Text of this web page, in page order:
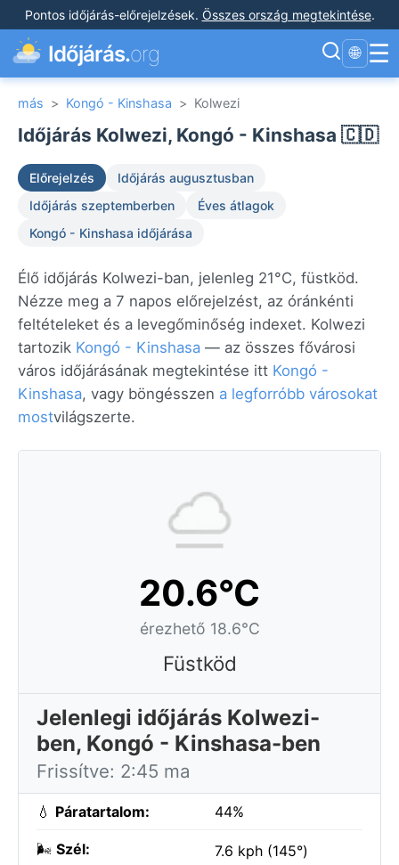
Pontos időjárás-előrejelzések. Összes ország megtekintése.
Időjárás.org 🌐 ☰
más > Kongó - Kinshasa > Kolwezi
Időjárás Kolwezi, Kongó - Kinshasa 🇨🇩
Előrejelzés
Időjárás augusztusban
Időjárás szeptemberben
Éves átlagok
Kongó - Kinshasa időjárása
Élő időjárás Kolwezi-ban, jelenleg 21°C, füstköd.
Nézze meg a 7 napos előrejelzést, az óránkénti
feltételeket és a levegőminőség indexet. Kolwezi
tartozik Kongó - Kinshasa — az összes fővárosi
város időjárásának megtekintése itt Kongó -
Kinshasa, vagy böngésszen a legforróbb városokat
mostvilágszerte.
20.6°C
érezhető 18.6°C
Füstköd
Jelenlegi időjárás Kolwezi-
ben, Kongó - Kinshasa-ben
Frissítve: 2:45 ma
💧 Páratartalom: 44%
🌬️ Szél: 7.6 kph (145°)